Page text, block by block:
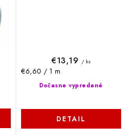
Dočasne vypredané
€13,19 / ks
Jednotková
€6,60 / 1 m
DETAIL